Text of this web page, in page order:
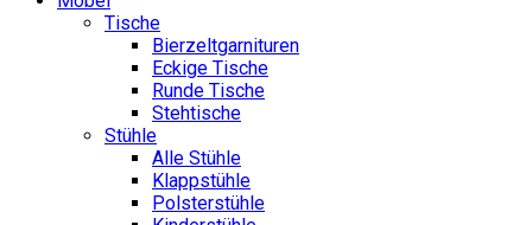
Tische
Bierzeltgarnituren
Eckige Tische
Runde Tische
Stehtische
Stühle
Alle Stühle
Klappstühle
Polsterstühle